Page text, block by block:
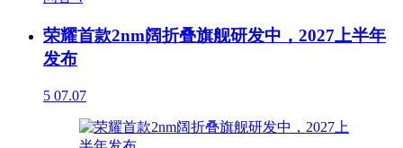
荣耀首款2nm阔折叠旗舰研发中，2027上半年
发布
5 07.07